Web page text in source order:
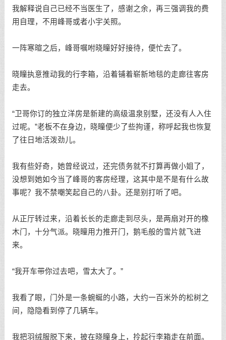
我解释说自己已经不当医生了，感谢之余，再三强调我的费
用自理，不用峰哥或者小宇关照。
一阵寒暄之后，峰哥嘱咐晓瞳好好接待，便忙去了。
晓瞳执意推动我的行李箱，沿着铺着崭新地毯的走廊往客房
走去。
“卫哥你订的独立洋房是新建的高级温泉别墅，还没有人入住
过呢。”老板不在身边，晓瞳便少了些拘谨，称呼起我也恢复
了往日地活泼劲儿。
我有些好奇，她曾经说过，还完债务就不打算再做小姐了，
没想到她如今当了峰哥的客房经理，这其中是不是有什么故
事呢？我不禁嘲笑起自己的八卦。还是别打听了吧。
从正厅转过来，沿着长长的走廊走到尽头，是两扇对开的橡
木门，十分气派。晓瞳用力推开门，鹅毛般的雪片就飞进
来。
“我开车带你过去吧，雪太大了。”
我看了眼，门外是一条蜿蜒的小路，大约一百米外的松树之
间，隐隐看到停了几辆车。
我把羽绒服脱下来，披在晓瞳身上，拎起行李箱走在前面。